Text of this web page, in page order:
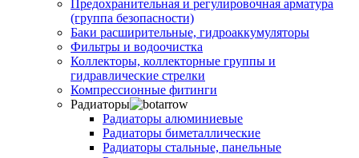
Предохранительная и регулировочная арматура
(группа безопасности)
Баки расширительные, гидроаккумуляторы
Фильтры и водоочистка
Коллекторы, коллекторные группы и
гидравлические стрелки
Компрессионные фитинги
Радиаторы
Радиаторы алюминиевые
Радиаторы биметаллические
Радиаторы стальные, панельные